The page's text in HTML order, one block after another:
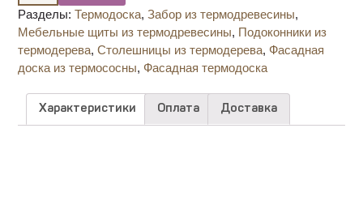
Разделы: Термодоска,Забор из термодревесины,
Мебельные щиты из термодревесины, Подоконники из
термодерева,Столешницы из термодерева, Фасадная
доска из термососны, Фасадная термодоска
Характеристики Оплата Доставка